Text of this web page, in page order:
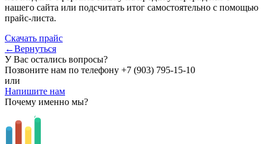
нашего сайта или подсчитать итог самостоятельно с помощью
прайс-листа.
Скачать прайс
←Вернуться
У Вас остались вопросы?
Позвоните нам по телефону +7 (903) 795-15-10
или
Напишите нам
Почему именно мы?